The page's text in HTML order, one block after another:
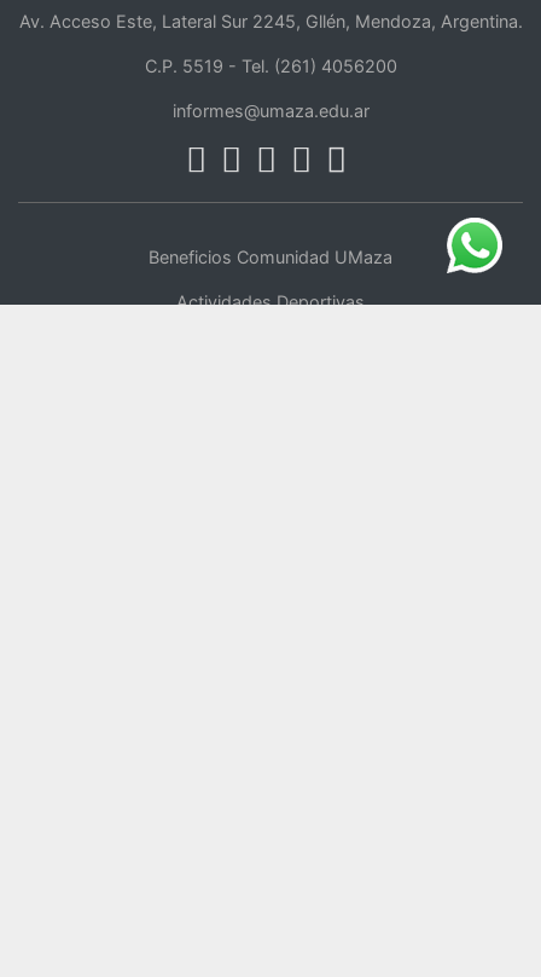
Av. Acceso Este, Lateral Sur 2245, Gllén, Mendoza, Argentina.
C.P. 5519 - Tel. (261) 4056200
informes@umaza.edu.ar
Beneficios Comunidad UMaza
Actividades Deportivas